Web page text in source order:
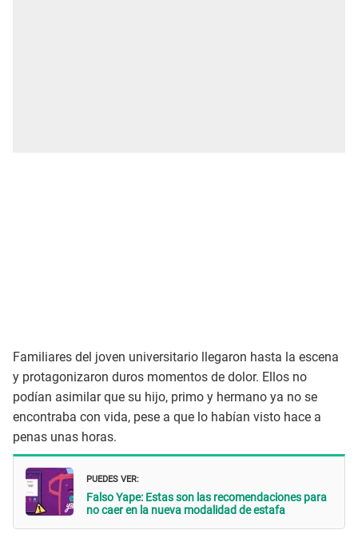
Familiares del joven universitario llegaron hasta la escena
y protagonizaron duros momentos de dolor. Ellos no
podían asimilar que su hijo, primo y hermano ya no se
encontraba con vida, pese a que lo habían visto hace a
penas unas horas.
PUEDES VER:
Falso Yape: Estas son las recomendaciones para
no caer en la nueva modalidad de estafa